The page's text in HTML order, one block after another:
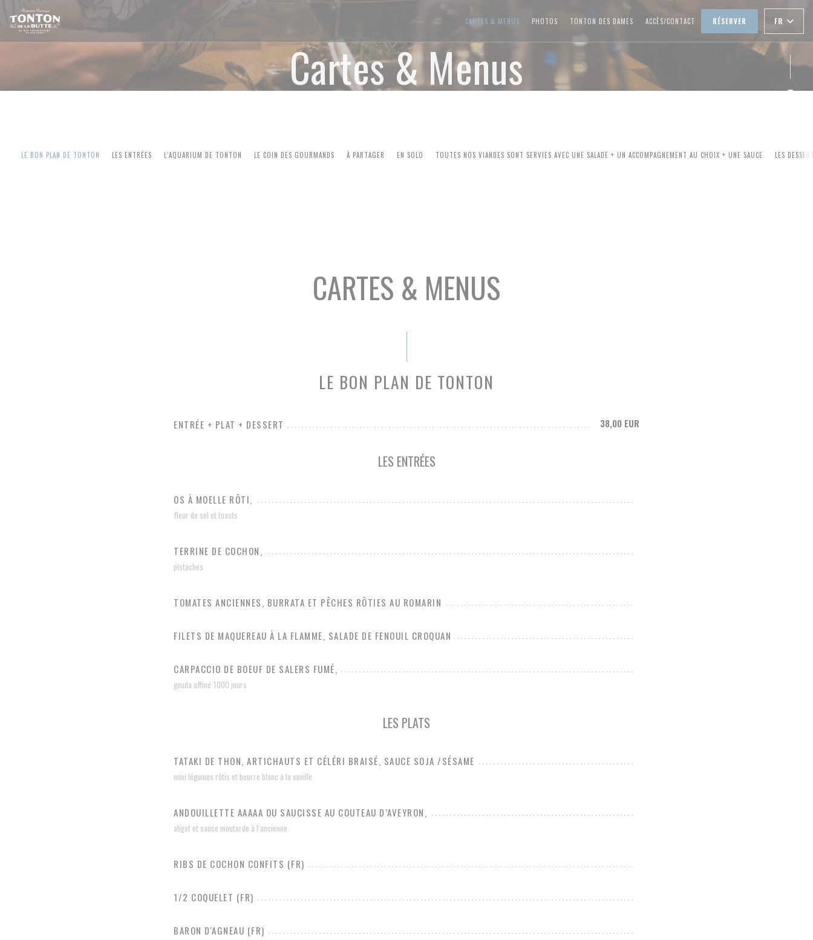
Personnalisation de vos choix en matière de cookies
CARTES & MENUS PHOTOS TONTON DES DAMES ((OUVRE UNE NOUVELLE FENÊTRE))
ACCÈS/CONTACT RÉSERVER FR
Cartes & Menus
LE BON PLAN DE TONTON LES ENTRÉES L’AQUARIUM DE TONTON LE COIN DES GOURMANDS À PARTAGER EN SOLO TOUTES NOS VIANDES SONT SERVIES AVEC UNE SALADE + UN ACCOMPAGNEMENT AU CHOIX + UNE SAUCE LES
CARTES & MENUS
LE BON PLAN DE TONTON
ENTRÉE + PLAT + DESSERT 38,00 EUR
LES ENTRÉES
OS À MOELLE RÔTI,
fleur de sel et toasts
TERRINE DE COCHON,
pistaches
TOMATES ANCIENNES, BURRATA ET PÊCHES RÔTIES AU ROMARIN
FILETS DE MAQUEREAU À LA FLAMME, SALADE DE FENOUIL CROQUAN
CARPACCIO DE BOEUF DE SALERS FUMÉ,
gouda affiné 1000 jours
LES PLATS
TATAKI DE THON, ARTICHAUTS ET CÉLÉRI BRAISÉ, SAUCE SOJA /SÉSAME
mini légumes rôtis et beurre blanc à la vanille
ANDOUILLETTE AAAAA OU SAUCISSE AU COUTEAU D’AVEYRON,
aligot et sauce moutarde à l’ancienne
RIBS DE COCHON CONFITS (FR)
1/2 COQUELET (FR)
BARON D'AGNEAU (FR)